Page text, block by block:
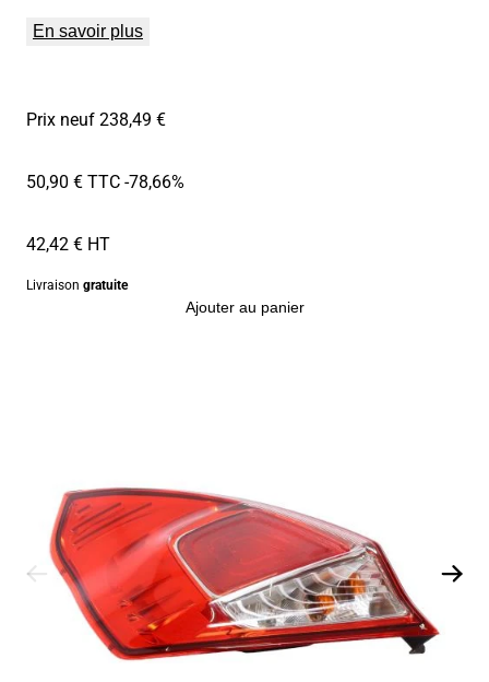
En savoir plus
Prix neuf 238,49 €
50,90 € TTC-78,66%
42,42 € HT
Livraison gratuite
Ajouter au panier